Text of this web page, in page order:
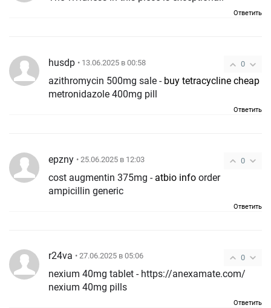
Ответить
0
husdp • 13.06.2025 в 00:58
azithromycin 500mg sale - buy tetracycline cheap
metronidazole 400mg pill
Ответить
0
epzny • 25.06.2025 в 12:03
cost augmentin 375mg - atbio info order
ampicillin generic
Ответить
0
r24va • 27.06.2025 в 05:06
nexium 40mg tablet - https://anexamate.com/
nexium 40mg pills
Ответить